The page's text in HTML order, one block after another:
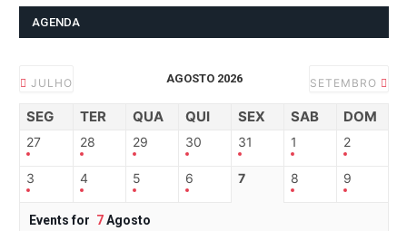
AGENDA
JULHO AGOSTO 2026 SETEMBRO
SEG TER QUA QUI SEX SAB DOM
27 28 29 30 31 1 2
3 4 5 6 7 8 9
Events for 7Agosto